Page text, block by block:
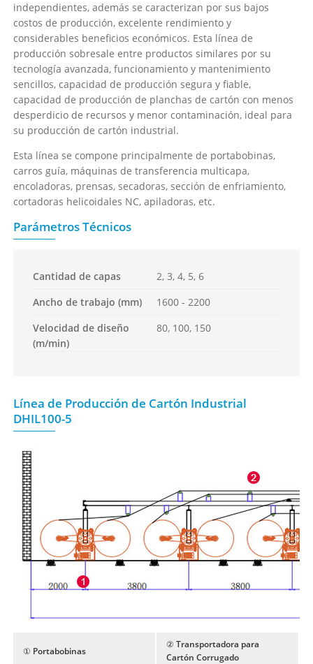
independientes, además se caracterizan por sus bajos
costos de producción, excelente rendimiento y
considerables beneficios económicos. Esta línea de
producción sobresale entre productos similares por su
tecnología avanzada, funcionamiento y mantenimiento
sencillos, capacidad de producción segura y fiable,
capacidad de producción de planchas de cartón con menos
desperdicio de recursos y menor contaminación, ideal para
su producción de cartón industrial.
Esta línea se compone principalmente de portabobinas,
carros guía, máquinas de transferencia multicapa,
encoladoras, prensas, secadoras, sección de enfriamiento,
cortadoras helicoidales NC, apiladoras, etc.
Parámetros Técnicos
Cantidad de capas
2, 3, 4, 5, 6
Ancho de trabajo (mm)
1600 - 2200
Velocidad de diseño
(m/min)
80, 100, 150
Línea de Producción de Cartón Industrial
DHIL100-5
① Portabobinas
② Transportadora para
Cartón Corrugado